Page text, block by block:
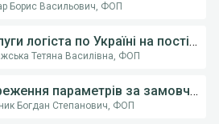
Борис Васильович, ФОП
Послуги логіста по Україні на постійній основі .
Тетяна Василівна, ФОП
Збереження параметрів за замовчуванням (тип транспорту) у пошуку вантажів
Богдан Степанович, ФОП